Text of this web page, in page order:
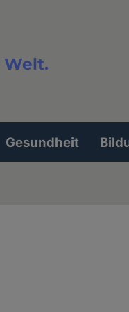
Welt.
Gesundheit